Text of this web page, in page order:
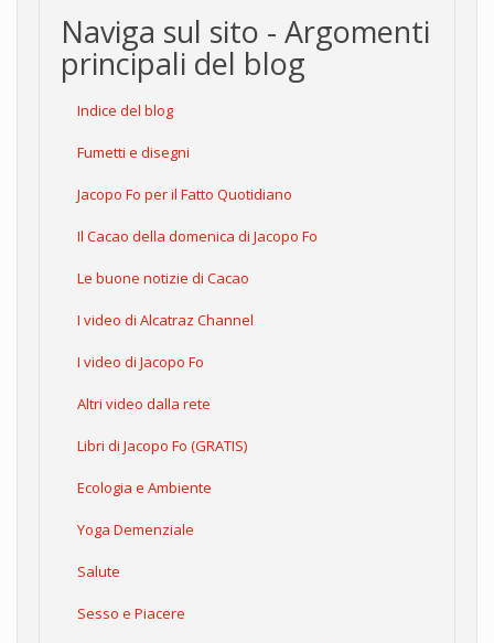
Naviga sul sito - Argomenti
principali del blog
Indice del blog
Fumetti e disegni
Jacopo Fo per il Fatto Quotidiano
Il Cacao della domenica di Jacopo Fo
Le buone notizie di Cacao
I video di Alcatraz Channel
I video di Jacopo Fo
Altri video dalla rete
Libri di Jacopo Fo (GRATIS)
Ecologia e Ambiente
Yoga Demenziale
Salute
Sesso e Piacere